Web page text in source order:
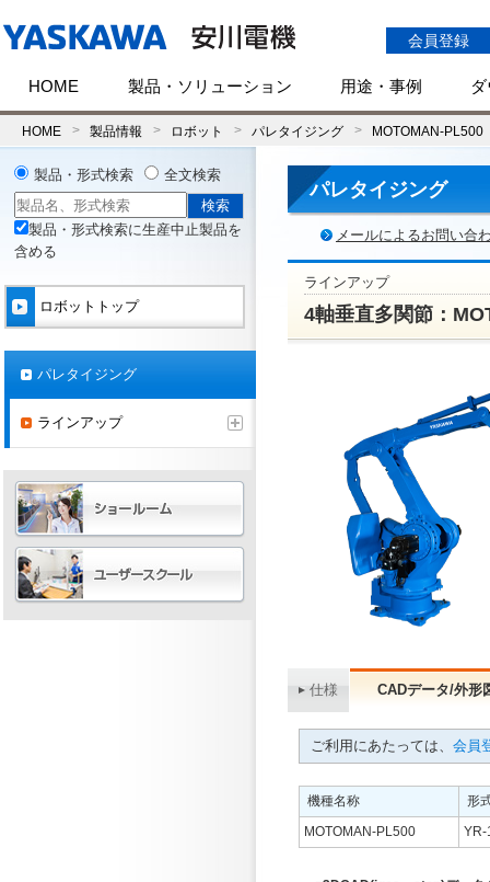
会員登録
HOME 製品・ソリューション 用途・事例
HOME 製品情報 ロボット パレタイジング MOTOMAN-PL500
パレタイジング
メールによるお問い合
ラインアップ
4軸垂直多関節：
仕様 CADデータ/外形
ご利用にあたっては、 会員
機種名称
形
MOTOMAN-PL500
YR-
製品・形式検索 全文検索
製品・形式検索に生産中止製品を
含める
ロボットトップ
パレタイジング
ラインアップ